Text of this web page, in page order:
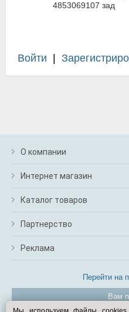
4853069107 зад
Войти
О компании
Интернет магазин
Каталог товаров
Партнерство
Реклама
Перейти на
Вам